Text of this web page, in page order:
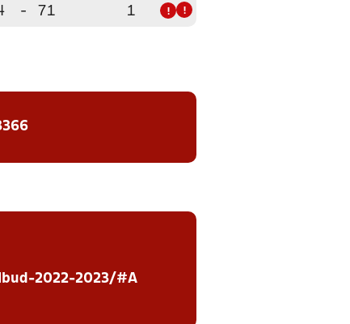
- 71 1 ! !
2022-2023/#A